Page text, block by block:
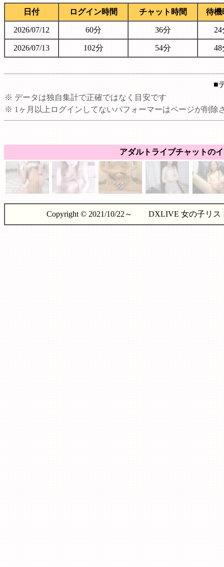
日付 ログイン時間 チャット時間 待機
2026/07/12 60分 36分 24
2026/07/13 102分 54分 48
■
※ データは独自集計で正確ではなく目安です
※ 1ヶ月以上ログインしてないパフォーマーはページが削除
アダルトライブチャットの
Copyright © 2021/10/22～ DXLIVE 女の子